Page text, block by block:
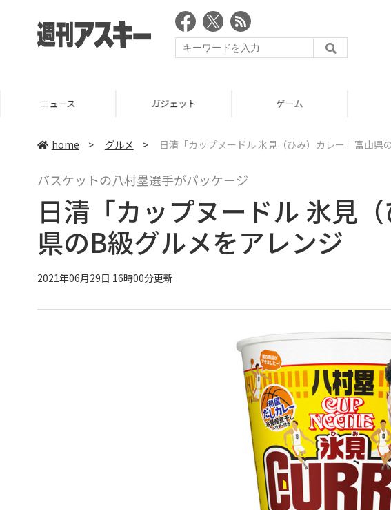
ニュース ガジェット ゲーム
home > グルメ > 日清「カップヌードル 氷見（ひみ）カレー」富山県
バスケットの八村塁選手がパッケージ
日清「カップヌードル 氷見
県のB級グルメをアレンジ
2021年06月29日 16時00分更新